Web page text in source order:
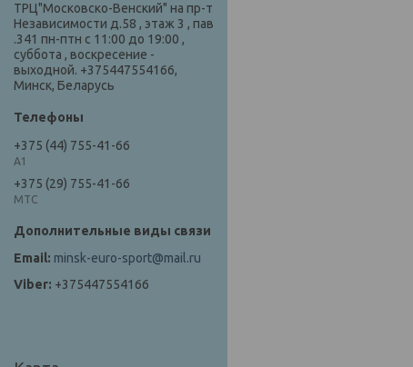
ТРЦ"Московско-Венский" на пр-т
Независимости д.58 , этаж 3 , пав
.341 пн-птн с 11:00 до 19:00 ,
суббота , воскресение -
выходной. +375447554166,
Минск, Беларусь
+375 (44) 755-41-66
А1
+375 (29) 755-41-66
МТС
minsk-euro-sport@mail.ru
+375447554166